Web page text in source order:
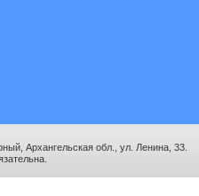
Архангельская обл., ул. Ленина, 33.